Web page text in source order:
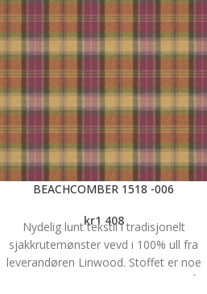
BEACHCOMBER 1518 -006
kr1 408
Nydelig lunt tekstil i tradisjonelt
sjakkrutemønster vevd i 100% ull fra
leverandøren Linwood. Stoffet er noe
flekkavvisende og har en martindale på 35